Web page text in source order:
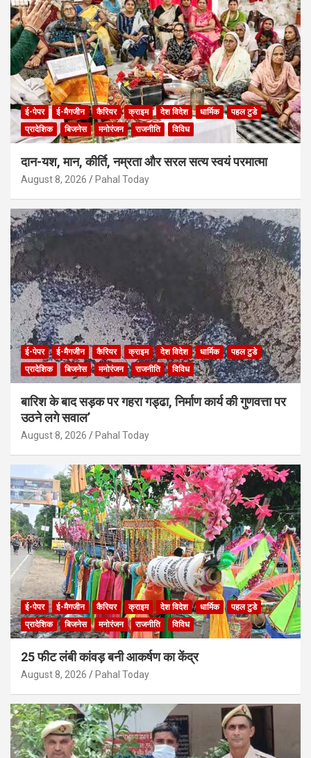
ई-पेपर ई-मैगजीन कैरियर क्राइम देश विदेश धार्मिक
पहल टुडे
प्रादेशिक
बिजनेस मनोरंजन राजनीति विविध
दान-यश, मान, कीर्ति, नम्रता और सरल सत्य स्वयं परमात्मा
August 8, 2026 Pahal Today
ई-पेपर ई-मैगजीन कैरियर क्राइम देश विदेश धार्मिक
पहल टुडे
प्रादेशिक
बिजनेस मनोरंजन राजनीति विविध
बारिश के बाद सड़क पर गहरा गड्ढा, निर्माण कार्य की गुणवत्ता पर
उठने लगे सवाल’
August 8, 2026 Pahal Today
ई-पेपर ई-मैगजीन कैरियर क्राइम देश विदेश धार्मिक
पहल टुडे
प्रादेशिक
बिजनेस मनोरंजन राजनीति विविध
25 फीट लंबी कांवड़ बनी आकर्षण का केंद्र
August 8, 2026 Pahal Today